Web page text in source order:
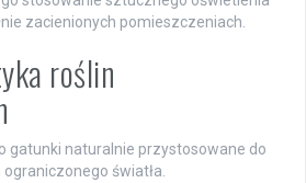
zacienionych pomieszczeniach.
roślin
gatunki naturalnie przystosowane do
światła.